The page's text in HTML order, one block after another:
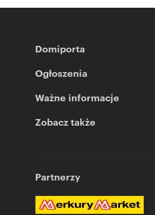
Domiporta
Ogłoszenia
Ważne informacje
Zobacz także
Partnerzy